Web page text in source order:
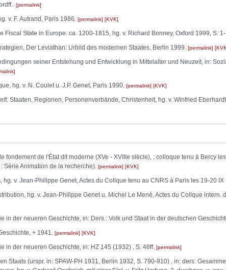
permalink
v. F. Autrand, Paris 1986. permalink KVK
Fiscal State in Europe. ca. 1200-1815, hg. v. Richard Bonney, Oxford 1999, S.
Der Leviathan: Urbild des modernen Staates, Berlin 1999. permalink KVK
seiner Entstehung und Entwicklung in Mittelalter und Neuzeit, in:
hg. v. N. Coulet u. J.P. Genet, Paris 1990. permalink KVK
Staaten, Regionen, Personenverbände, Christenheit, hg. v. Winfried
fondement de l'État dit moderne (XVe - XVIIIe siècle), ; colloque tenu à Bercy
Série Animation de la recherche). permalink KVK
hg. v. Jean-Philippe Genet, Actes du Collque tenu au CNRS à Paris les 19-20
hg. v. Jean-Philippe Genet u. Michel Le Mené, Actes du Collque intern.
in der neueren Geschichte, in: Ders.: Volk und Staat in der deutschen
+ 1941. permalink KVK
in der neueren Geschichte, in: HZ 145 (1932) , S. 46ff. permalink
Staats (urspr. in: SPAW-PH 1931, Berlin 1932, S. 790-910) , in: ders: